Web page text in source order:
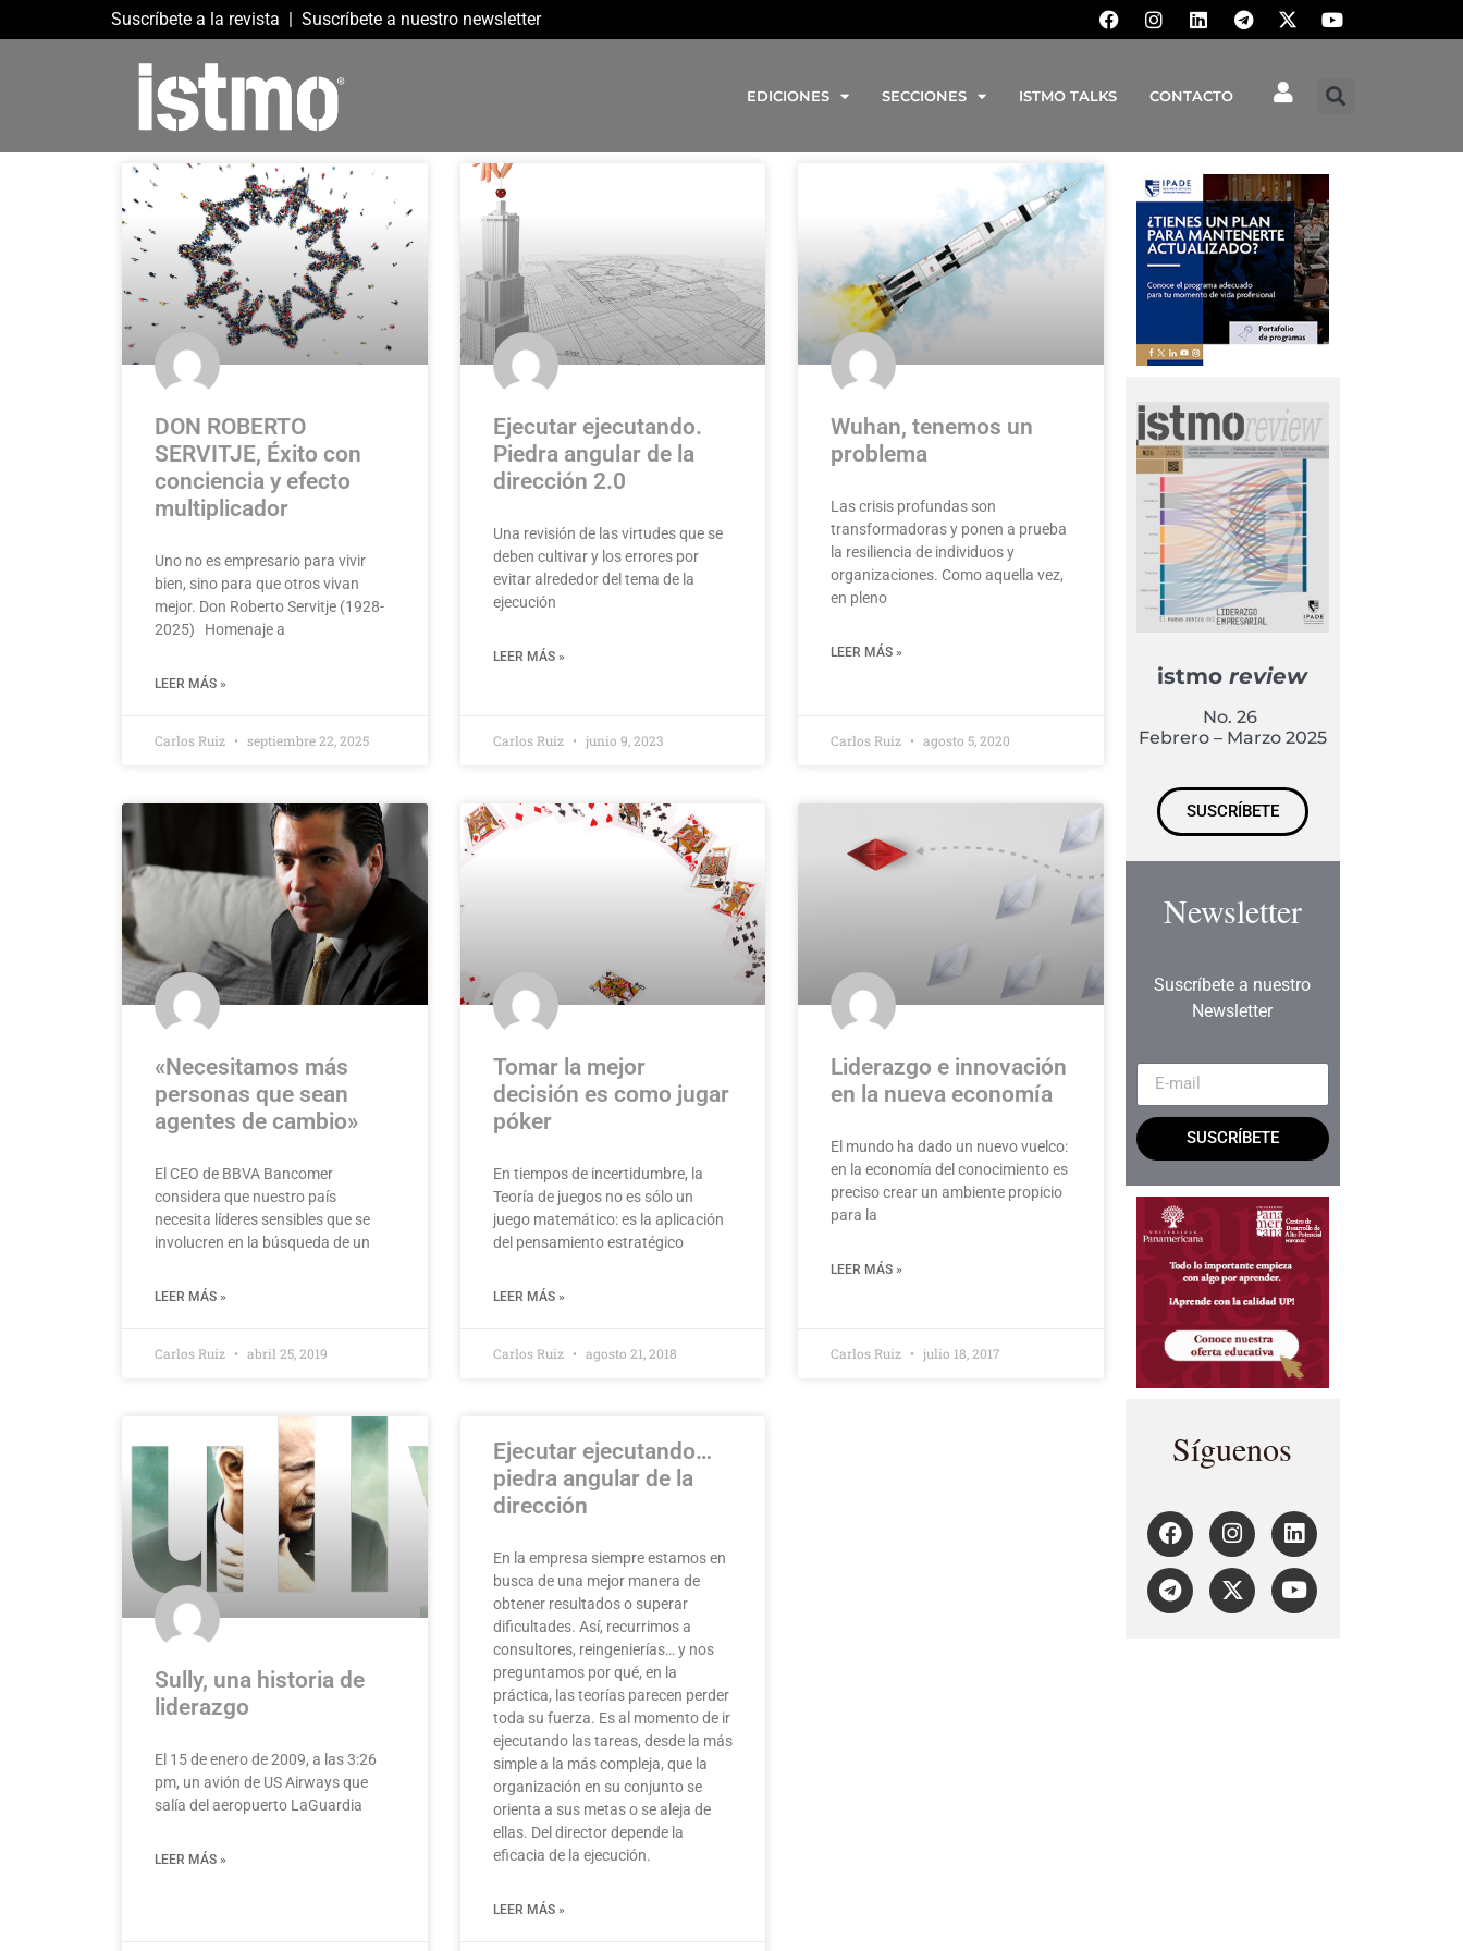
Suscríbete a la revista | Suscríbete a nuestro newsletter
EDICIONES SECCIONES ISTMO TALKS CONTACTO
DON ROBERTO
SERVITJE, Éxito con
conciencia y efecto
multiplicador
Uno no es empresario para vivir
bien, sino para que otros vivan
mejor. Don Roberto Servitje (1928-
2025) Homenaje a
LEER MÁS »
Carlos Ruiz septiembre 22, 2025
Ejecutar ejecutando.
Piedra angular de la
dirección 2.0
Una revisión de las virtudes que se
deben cultivar y los errores por
evitar alrededor del tema de la
ejecución
LEER MÁS »
Carlos Ruiz junio 9, 2023
Wuhan, tenemos un
problema
Las crisis profundas son
transformadoras y ponen a prueba
la resiliencia de individuos y
organizaciones. Como aquella vez,
en pleno
LEER MÁS »
Carlos Ruiz agosto 5, 2020
«Necesitamos más
personas que sean
agentes de cambio»
El CEO de BBVA Bancomer
considera que nuestro país
necesita líderes sensibles que se
involucren en la búsqueda de un
LEER MÁS »
Carlos Ruiz abril 25, 2019
Tomar la mejor
decisión es como jugar
póker
En tiempos de incertidumbre, la
Teoría de juegos no es sólo un
juego matemático: es la aplicación
del pensamiento estratégico
LEER MÁS »
Carlos Ruiz agosto 21, 2018
Liderazgo e innovación
en la nueva economía
El mundo ha dado un nuevo vuelco:
en la economía del conocimiento es
preciso crear un ambiente propicio
para la
LEER MÁS »
Carlos Ruiz julio 18, 2017
Sully, una historia de
liderazgo
El 15 de enero de 2009, a las 3:26
pm, un avión de US Airways que
salía del aeropuerto LaGuardia
LEER MÁS »
Ejecutar ejecutando…
piedra angular de la
dirección
En la empresa siempre estamos en
busca de una mejor manera de
obtener resultados o superar
dificultades. Así, recurrimos a
consultores, reingenierías… y nos
preguntamos por qué, en la
práctica, las teorías parecen perder
toda su fuerza. Es al momento de ir
ejecutando las tareas, desde la más
simple a la más compleja, que la
organización en su conjunto se
orienta a sus metas o se aleja de
ellas. Del director depende la
eficacia de la ejecución.
LEER MÁS »
istmoreview
No. 26
Febrero – Marzo 2025
SUSCRÍBETE
Newsletter
Suscríbete a nuestro
Newsletter
SUSCRÍBETE
Síguenos